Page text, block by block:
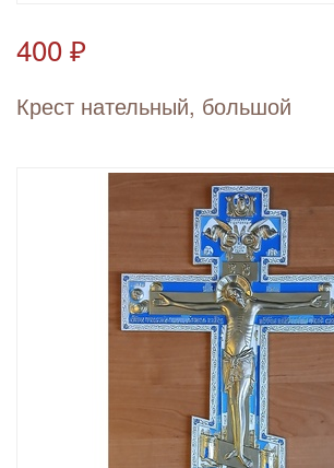
400 ₽
Крест нательный, большой